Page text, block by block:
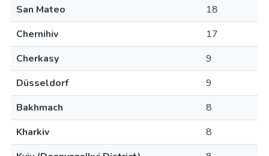
San Mateo
18
Chernihiv
17
Cherkasy
9
Düsseldorf
9
Bakhmach
8
Kharkiv
8